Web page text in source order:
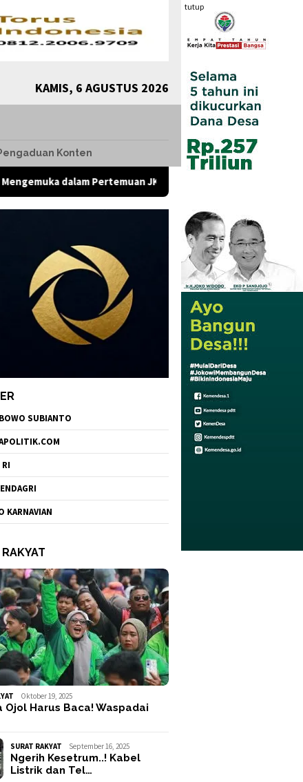
tutup
KAMIS, 6 AGUSTUS 2026
Konten
Pertemuan JK dengan Komunitas Komunikolog,
SUBIANTO
RI
KARNAVIAN
Oktober 19, 2025
Ojol Harus Baca! Waspadai
SURAT RAKYAT September 16, 2025
Ngerih Kesetrum..! Kabel
Listrik dan Tel…